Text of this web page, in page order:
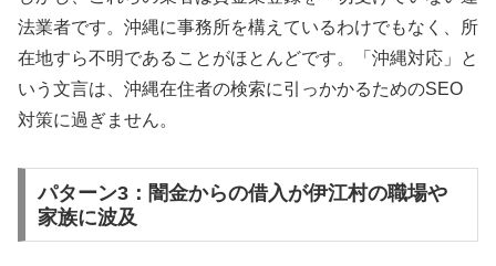
法業者です。沖縄に事務所を構えているわけでもなく、所
在地すら不明であることがほとんどです。「沖縄対応」と
いう文言は、沖縄在住者の検索に引っかかるためのSEO
対策に過ぎません。
パターン3：闇金からの借入が伊江村の職場や
家族に波及